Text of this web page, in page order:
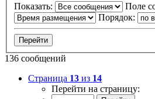
Показать:
Поле
Порядок:
136 сообщений
Страница 13 из 14
Перейти на страницу: